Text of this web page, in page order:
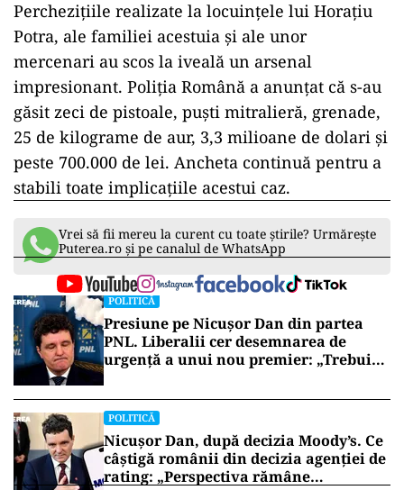
privind finanțarea campaniei electorale.
Horațiu Potra, pe numele căruia a fost emis un
mandat de arestare în lipsă, a contestat decizia
în instanță, urmând ca un verdict să fie dat pe
12 martie. Potrivit informațiilor publicate de
G4Media, acesta a părăsit România înainte de
perchezițiile din 26 februarie și se află în Dubai.
Descoperirile anchetatorilor
Perchezițiile realizate la locuințele lui Horațiu
Potra, ale familiei acestuia și ale unor
mercenari au scos la iveală un arsenal
impresionant. Poliția Română a anunțat că s-au
găsit zeci de pistoale, puști mitralieră, grenade,
25 de kilograme de aur, 3,3 milioane de dolari și
peste 700.000 de lei. Ancheta continuă pentru a
stabili toate implicațiile acestui caz.